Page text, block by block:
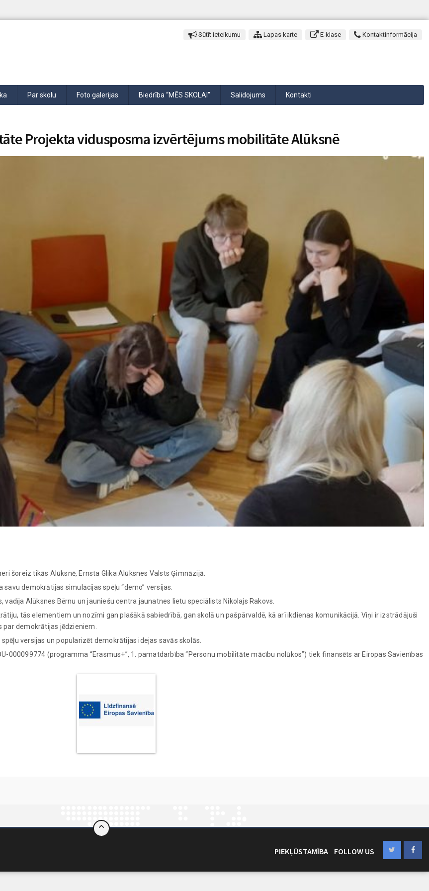
Sūtīt ieteikumu Lapas karte E-klase Kontaktinformācija
Par skolu Foto galerijas Biedrība “MĒS SKOLAI” Salidojums Kontakti
Projekta vidusposma izvērtējums mobilitāte Alūksnē
šoreiz tikās Alūksnē, Ernsta Glika Alūksnes Valsts Ģimnāzijā.
demokrātijas simulācijas spēļu “demo” versijas.
Alūksnes Bērnu un jauniešu centra jaunatnes lietu speciālists Nikolajs Rakovs.
tās elementiem un nozīmi gan plašākā sabiedrībā, gan skolā un pašpārvaldē, kā arī ikdienas komunikācijā. Viņi ir izstrādājuši
demokrātijas jēdzieniem.
versijas un popularizēt demokrātijas idejas savās skolās.
000099774 (programma “Erasmus+”, 1. pamatdarbība “Personu mobilitāte mācību nolūkos”) tiek finansēts ar Eiropas Savienības
PIEKĻŪSTAMĪBA FOLLOW US